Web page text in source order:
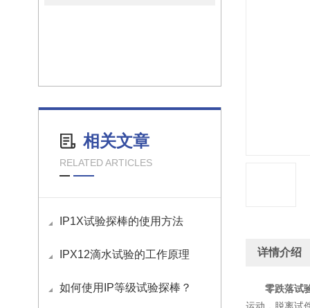
相关文章
RELATED ARTICLES
IP1X试验探棒的使用方法
IPX12滴水试验的工作原理
如何使用IP等级试验探棒？
详情介绍
零跌落试